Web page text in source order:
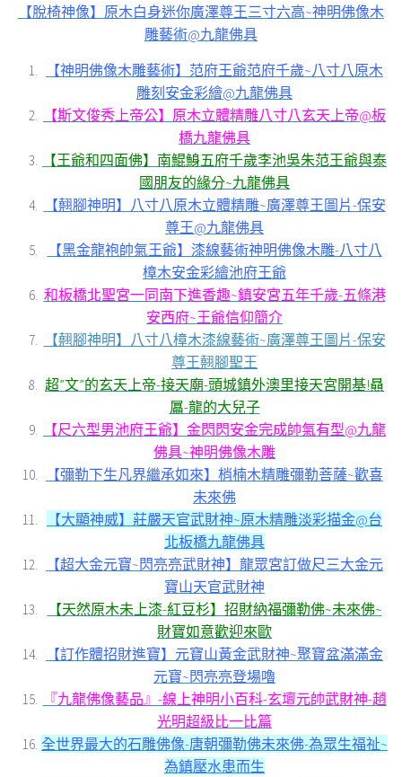
【脫椅神像】原木白身迷你廣澤尊王三寸六高~神明佛像木
雕藝術@九龍佛具
【神明佛像木雕藝術】范府王爺范府千歲~八寸八原木
雕刻安金彩繪@九龍佛具
【斯文俊秀上帝公】原木立體精雕八寸八玄天上帝@板
橋九龍佛具
【王爺和四面佛】南鯤鯓五府千歲李池吳朱范王爺與泰
國朋友的緣分~九龍佛具
【翹腳神明】八寸八原木立體精雕~廣澤尊王圖片-保安
尊王@九龍佛具
【黑金龍袍帥氣王爺】漆線藝術神明佛像木雕-八寸八
樟木安金彩繪池府王爺
和板橋北聖宮一同南下進香趣~鎮安宮五年千歲-五條港
安西府~王爺信仰簡介
【翹腳神明】八寸八樟木漆線藝術~廣澤尊王圖片-保安
尊王翹腳聖王
超”文”的玄天上帝-接天廟-頭城鎮外澳里接天宮開基!贔
屭-龍的大兒子
【尺六型男池府王爺】金閃閃安金完成帥氣有型@九龍
佛具~神明佛像木雕
【彌勒下生凡界繼承如來】梢楠木精雕彌勒菩薩~歡喜
未來佛
【大顯神威】莊嚴天官武財神~原木精雕淡彩描金@台
北板橋九龍佛具
【超大金元寶~閃亮亮武財神】龍眾宮訂做尺三大金元
寶山天官武財神
【天然原木未上漆-紅豆杉】招財納福彌勒佛~未來佛~
財寶如意歡迎來歐
【訂作體招財進寶】元寶山黃金武財神~聚寶盆滿滿金
元寶~閃亮亮登場嚕
『九龍佛像藝品』-線上神明小百科-玄壇元帥武財神-趙
光明超級比一比篇
全世界最大的石雕佛像-唐朝彌勒佛未來佛-為眾生福祉~
為鎮壓水患而生